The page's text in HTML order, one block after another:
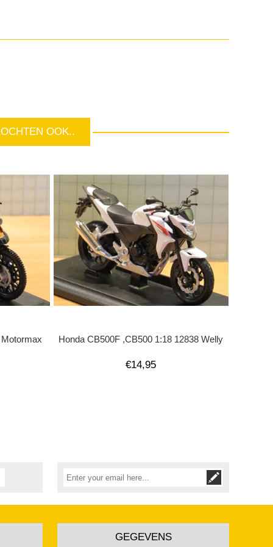
OOK..
Honda CB500F ,CB500 1:18 12838 Welly
€14,95
GEGEVENS